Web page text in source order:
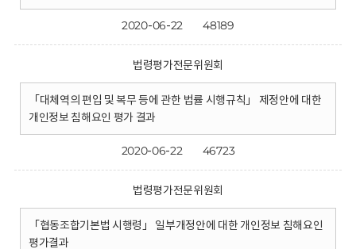
2020-06-22 48189
법령평가전문위원회
「대체역의 편입 및 복무 등에 관한 법률 시행규칙」 제정안에 대한
개인정보 침해요인 평가 결과
2020-06-22 46723
법령평가전문위원회
「협동조합기본법 시행령」 일부개정안에 대한 개인정보 침해요인
평가결과